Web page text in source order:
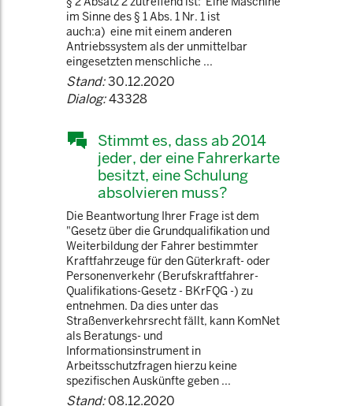
im Sinne des § 1 Abs. 1 Nr. 1 ist
auch:a) eine mit einem anderen
Antriebssystem als der unmittelbar
eingesetzten menschliche ...
Stand:30.12.2020
Dialog:43328
Stimmt es, dass ab 2014
jeder, der eine Fahrerkarte
besitzt, eine Schulung
absolvieren muss?
Die Beantwortung Ihrer Frage ist dem
"Gesetz über die Grundqualifikation und
Weiterbildung der Fahrer bestimmter
Kraftfahrzeuge für den Güterkraft- oder
Personenverkehr (Berufskraftfahrer-
Qualifikations-Gesetz - BKrFQG -) zu
entnehmen. Da dies unter das
Straßenverkehrsrecht fällt, kann KomNet
als Beratungs- und
Informationsinstrument in
Arbeitsschutzfragen hierzu keine
spezifischen Auskünfte geben ...
Stand:08.12.2020